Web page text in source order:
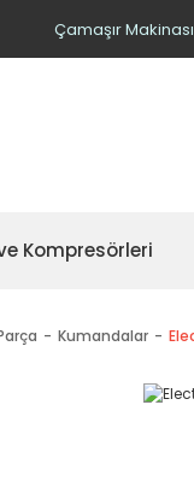
Çamaşır
Kompresörleri
Kumandalar